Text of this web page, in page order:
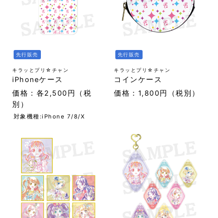
キラッとプリ☆チャン
iPhoneケース
先行販売
価格：各2,500円（税
別）
対象機種:iPhone 7/8/X
キラッとプリ☆チャン
コインケース
先行販売
価格：1,800円（税別）